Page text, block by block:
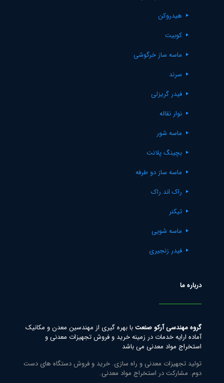
هیدروکن
کوبیت
ماسه ساز خرگوشی
سرند
فیدر گریزلی
نوار نقاله
ماسه شور
بچینگ پلانت
ماسه ساز دو طرفه
راک اند راک
تیکنر
ماسه شویی
فیدر زنجیری
درباره ما
گروه مهندسی آرکو صنعتبا بهره گیری از مهندسین معدن و مکانیک
آماده ارایه خدمات در زمینه خرید و فروش تجهیزات معدنی و
استخراج مواد معدنی می باشد
تولید تجهیزات معدنی و راه سازی. خرید و فروش دستگاه های دست
دوم. مشارکت در استخراج مواد معدنی.